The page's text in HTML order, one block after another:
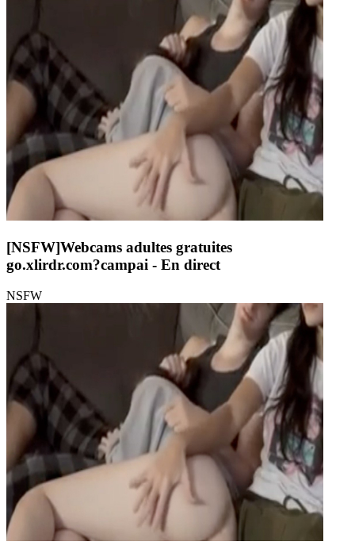
[NSFW]Webcams adultes gratuites
go.xlirdr.com?campai - En direct
NSFW